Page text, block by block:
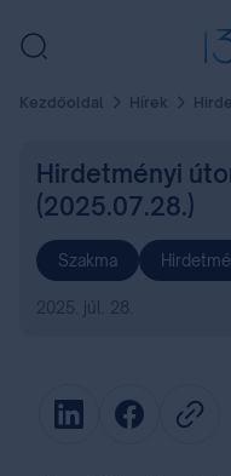
Kezdőoldal Hírek Hirdetményi
Hirdetményi
(2025.07.28.)
Szakma
2025. júl. 28.